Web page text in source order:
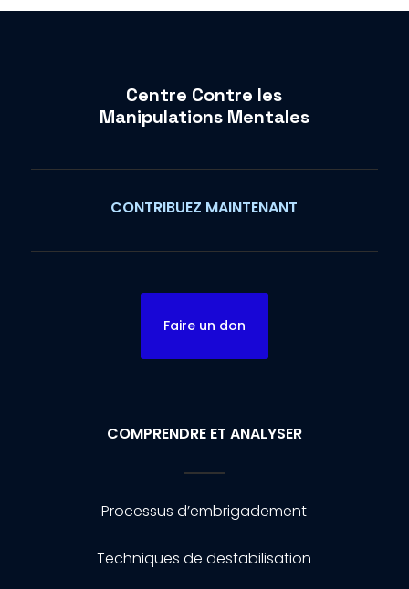
Centre Contre les
Manipulations Mentales
CONTRIBUEZ MAINTENANT
Faire un don
COMPRENDRE ET ANALYSER
Processus d’embrigadement
Techniques de destabilisation